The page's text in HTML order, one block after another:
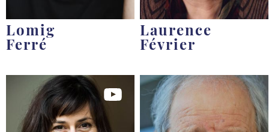
Lomig
Ferré
Laurence
Février